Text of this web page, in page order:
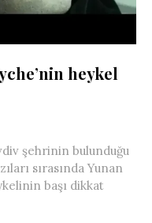
heykel
şehrinin bulunduğu
sırasında Yunan
başı dikkat